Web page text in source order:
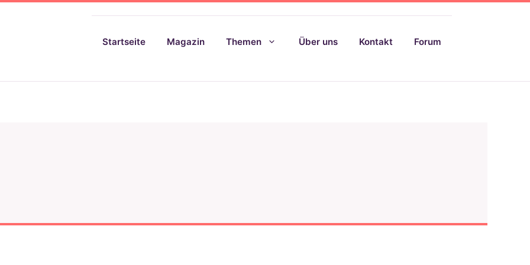
Startseite Magazin Themen Über uns Kontakt Forum